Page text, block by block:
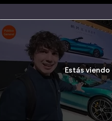
Estás viendo